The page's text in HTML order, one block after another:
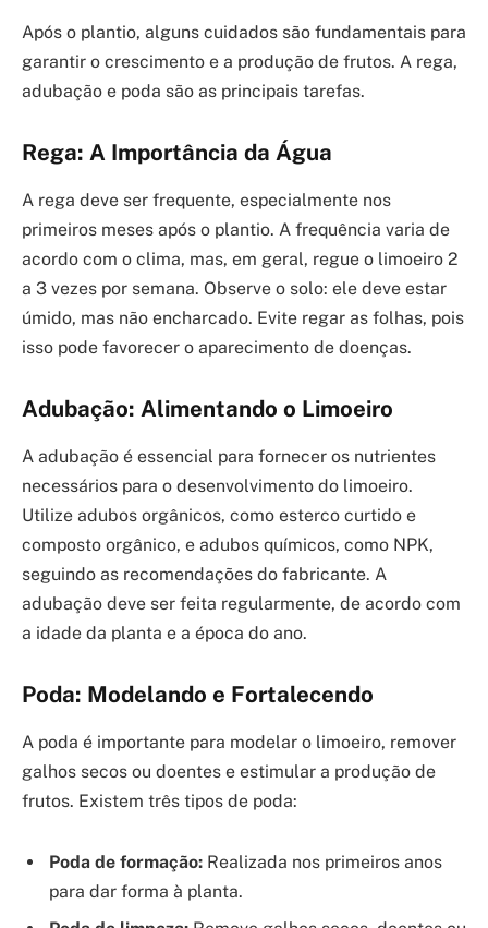
Após o plantio, alguns cuidados são fundamentais para
garantir o crescimento e a produção de frutos. A rega,
adubação e poda são as principais tarefas.
Rega: A Importância da Água
A rega deve ser frequente, especialmente nos
primeiros meses após o plantio. A frequência varia de
acordo com o clima, mas, em geral, regue o limoeiro 2
a 3 vezes por semana. Observe o solo: ele deve estar
úmido, mas não encharcado. Evite regar as folhas, pois
isso pode favorecer o aparecimento de doenças.
Adubação: Alimentando o Limoeiro
A adubação é essencial para fornecer os nutrientes
necessários para o desenvolvimento do limoeiro.
Utilize adubos orgânicos, como esterco curtido e
composto orgânico, e adubos químicos, como NPK,
seguindo as recomendações do fabricante. A
adubação deve ser feita regularmente, de acordo com
a idade da planta e a época do ano.
Poda: Modelando e Fortalecendo
A poda é importante para modelar o limoeiro, remover
galhos secos ou doentes e estimular a produção de
frutos. Existem três tipos de poda:
Poda de formação: Realizada nos primeiros anos
para dar forma à planta.